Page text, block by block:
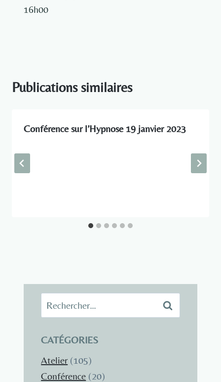
16h00
Publications similaires
Conférence sur l’Hypnose 19 janvier 2023
Rechercher :
CATÉGORIES
Atelier (105)
Conférence (20)